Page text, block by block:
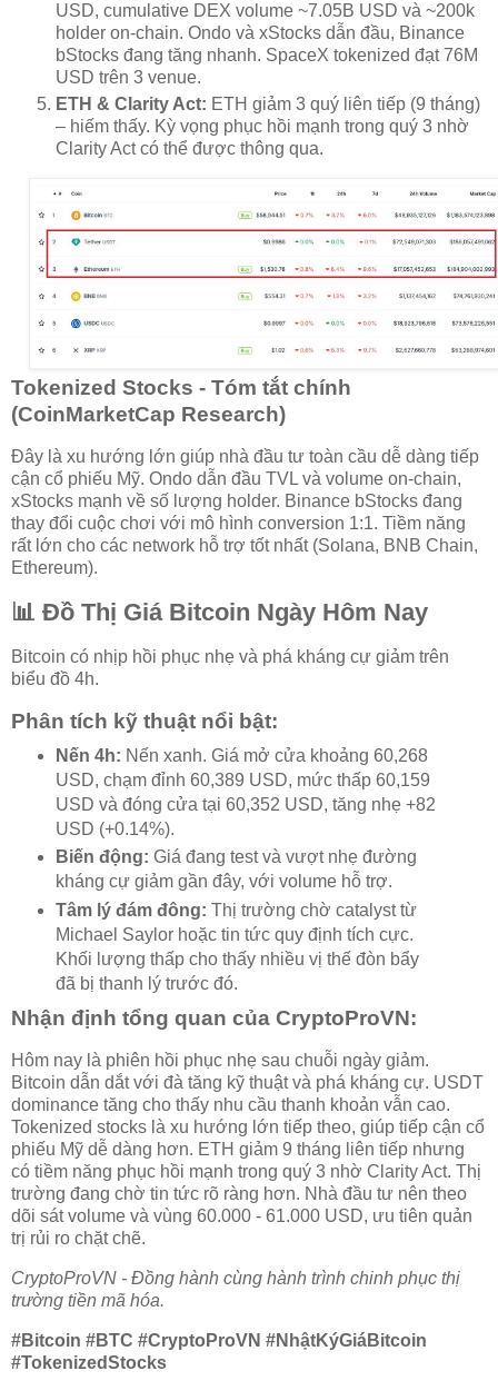
USD, cumulative DEX volume ~7.05B USD và ~200k
holder on-chain. Ondo và xStocks dẫn đầu, Binance
bStocks đang tăng nhanh. SpaceX tokenized đạt 76M
USD trên 3 venue.
ETH & Clarity Act: ETH giảm 3 quý liên tiếp (9 tháng)
– hiếm thấy. Kỳ vọng phục hồi mạnh trong quý 3 nhờ
Clarity Act có thể được thông qua.
Tokenized Stocks - Tóm tắt chính
(CoinMarketCap Research)
Đây là xu hướng lớn giúp nhà đầu tư toàn cầu dễ dàng tiếp
cận cổ phiếu Mỹ. Ondo dẫn đầu TVL và volume on-chain,
xStocks mạnh về số lượng holder. Binance bStocks đang
thay đổi cuộc chơi với mô hình conversion 1:1. Tiềm năng
rất lớn cho các network hỗ trợ tốt nhất (Solana, BNB Chain,
Ethereum).
📊 Đồ Thị Giá Bitcoin Ngày Hôm Nay
Bitcoin có nhịp hồi phục nhẹ và phá kháng cự giảm trên
biểu đồ 4h.
Phân tích kỹ thuật nổi bật:
Nến 4h: Nến xanh. Giá mở cửa khoảng 60,268
USD, chạm đỉnh 60,389 USD, mức thấp 60,159
USD và đóng cửa tại 60,352 USD, tăng nhẹ +82
USD (+0.14%).
Biến động: Giá đang test và vượt nhẹ đường
kháng cự giảm gần đây, với volume hỗ trợ.
Tâm lý đám đông: Thị trường chờ catalyst từ
Michael Saylor hoặc tin tức quy định tích cực.
Khối lượng thấp cho thấy nhiều vị thế đòn bẩy
đã bị thanh lý trước đó.
Nhận định tổng quan của CryptoProVN:
Hôm nay là phiên hồi phục nhẹ sau chuỗi ngày giảm.
Bitcoin dẫn dắt với đà tăng kỹ thuật và phá kháng cự. USDT
dominance tăng cho thấy nhu cầu thanh khoản vẫn cao.
Tokenized stocks là xu hướng lớn tiếp theo, giúp tiếp cận cổ
phiếu Mỹ dễ dàng hơn. ETH giảm 9 tháng liên tiếp nhưng
có tiềm năng phục hồi mạnh trong quý 3 nhờ Clarity Act. Thị
trường đang chờ tin tức rõ ràng hơn. Nhà đầu tư nên theo
dõi sát volume và vùng 60.000 - 61.000 USD, ưu tiên quản
trị rủi ro chặt chẽ.
CryptoProVN - Đồng hành cùng hành trình chinh phục thị
trường tiền mã hóa.
#Bitcoin #BTC #CryptoProVN #NhậtKýGiáBitcoin
#TokenizedStocks